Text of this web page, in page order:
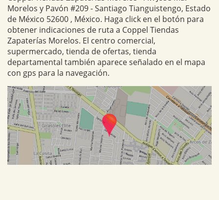
Morelos y Pavón #209 - Santiago Tianguistengo, Estado
de México 52600 , México. Haga click en el botón para
obtener indicaciones de ruta a Coppel Tiendas
Zapaterías Morelos. El centro comercial,
supermercado, tienda de ofertas, tienda
departamental también aparece señalado en el mapa
con gps para la navegación.